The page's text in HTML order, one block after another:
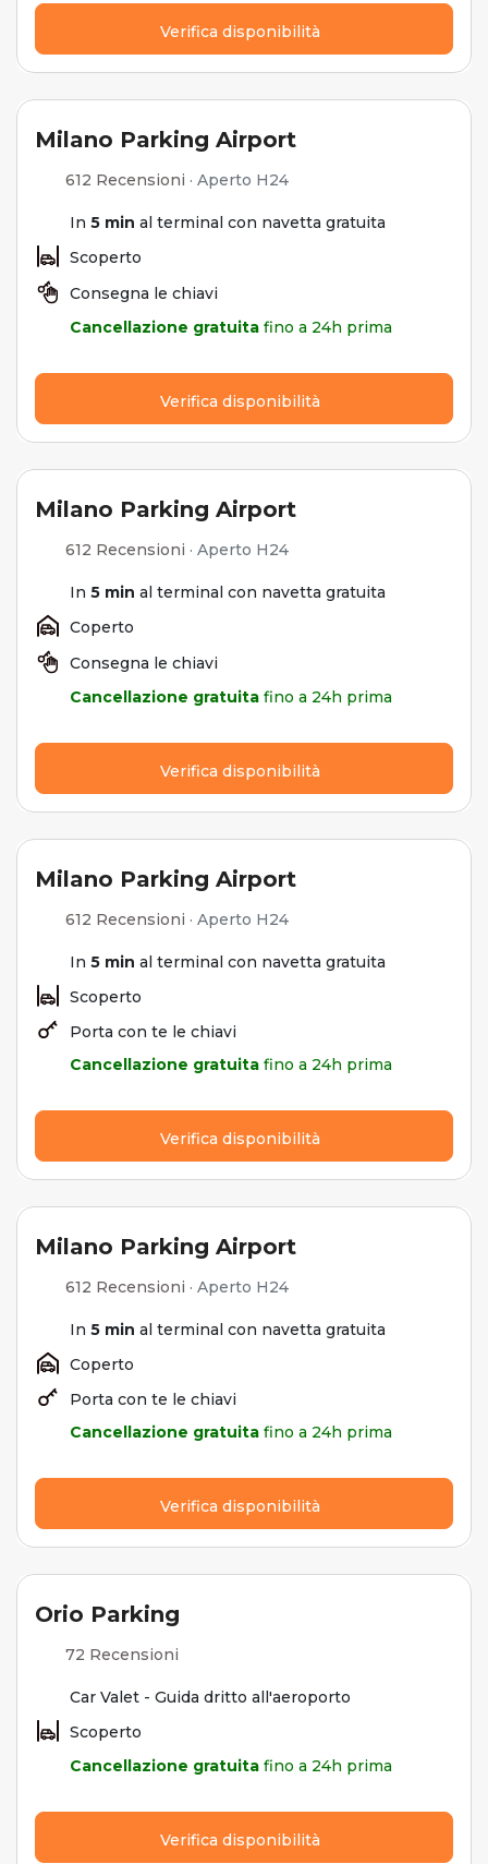
Verifica disponibilità
Milano Parking Airport
612 Recensioni · Aperto H24
In 5 min al terminal con navetta gratuita
Scoperto
Consegna le chiavi
Cancellazione gratuita fino a 24h prima
Verifica disponibilità
Milano Parking Airport
612 Recensioni · Aperto H24
In 5 min al terminal con navetta gratuita
Coperto
Consegna le chiavi
Cancellazione gratuita fino a 24h prima
Verifica disponibilità
Milano Parking Airport
612 Recensioni · Aperto H24
In 5 min al terminal con navetta gratuita
Scoperto
Porta con te le chiavi
Cancellazione gratuita fino a 24h prima
Verifica disponibilità
Milano Parking Airport
612 Recensioni · Aperto H24
In 5 min al terminal con navetta gratuita
Coperto
Porta con te le chiavi
Cancellazione gratuita fino a 24h prima
Verifica disponibilità
Orio Parking
72 Recensioni
Car Valet - Guida dritto all'aeroporto
Scoperto
Cancellazione gratuita fino a 24h prima
Verifica disponibilità